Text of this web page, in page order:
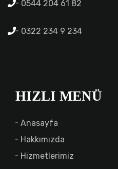
0544 204 61 82
0322 234 9 234
HIZLI MENÜ
Anasayfa
Hakkımızda
Hizmetlerimiz